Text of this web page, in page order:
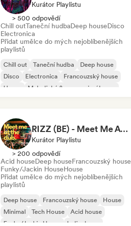
Kurátor Playlistu
> 500 odpovědí
Chill outTaneční hudbaDeep houseDisco
Electronica
Přidat umělce do mých nejoblíbenějších
playlistů
Chill out Taneční hudba
Deep house
Disco
Electronica
Francouzský house
House
Melodický & progresivní house
RIZZ (BE) - Meet Me At The Club
Kurátor Playlistu
> 200 odpovědí
Acid houseDeep houseFrancouzský house
Funky/Jackin HouseHouse
Přidat umělce do mých nejoblíbenějších
playlistů
Deep house Francouzský house
House
Minimal
Tech House
Acid house
Funky/Jackin House
Indie dance